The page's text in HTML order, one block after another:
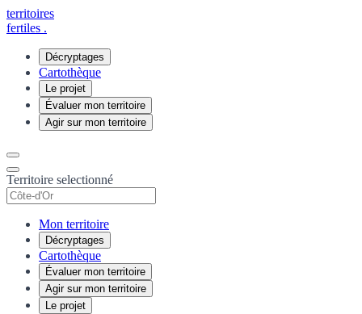
territoires
fertiles .
Décryptages
Cartothèque
Le projet
Évaluer mon territoire
Agir sur mon territoire
Territoire selectionné
Mon territoire
Décryptages
Cartothèque
Évaluer mon territoire
Agir sur mon territoire
Le projet